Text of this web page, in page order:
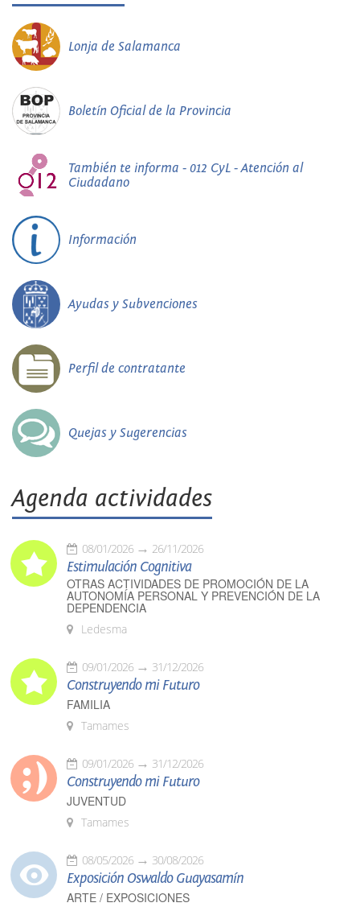
Lonja de Salamanca
Boletín Oficial de la Provincia
También te informa - 012 CyL - Atención al
Ciudadano
Información
Ayudas y Subvenciones
Perfil de contratante
Quejas y Sugerencias
Agenda actividades
08/01/2026 26/11/2026
Estimulación Cognitiva
OTRAS ACTIVIDADES DE PROMOCIÓN DE LA
AUTONOMÍA PERSONAL Y PREVENCIÓN DE LA
DEPENDENCIA
Ledesma
09/01/2026 31/12/2026
Construyendo mi Futuro
FAMILIA
Tamames
09/01/2026 31/12/2026
Construyendo mi Futuro
JUVENTUD
Tamames
08/05/2026 30/08/2026
Exposición Oswaldo Guayasamín
ARTE / EXPOSICIONES